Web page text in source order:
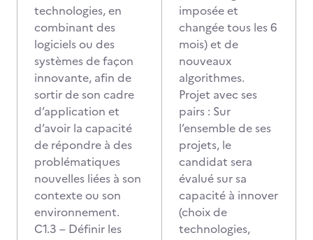
technologies, en
combinant des
logiciels ou des
systèmes de façon
innovante, afin de
sortir de son cadre
d’application et
d’avoir la capacité
de répondre à des
problématiques
nouvelles liées à son
contexte ou son
environnement.
C1.3 – Définir les
imposée et
changée tous les 6
mois) et de
nouveaux
algorithmes.
Projet avec ses
pairs : Sur
l’ensemble de ses
projets, le
candidat sera
évalué sur sa
capacité à innover
(choix de
technologies,